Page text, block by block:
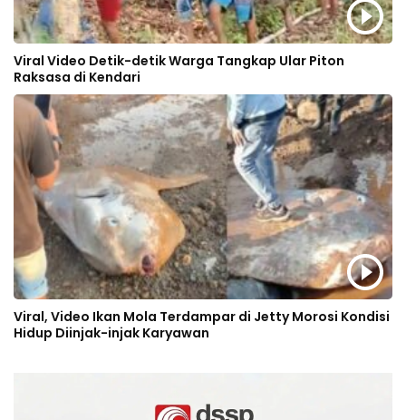
Viral Video Detik-detik Warga Tangkap Ular Piton
Raksasa di Kendari
Viral, Video Ikan Mola Terdampar di Jetty Morosi Kondisi
Hidup Diinjak-injak Karyawan